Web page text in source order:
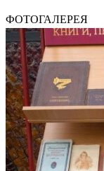
ФОТОГАЛЕРЕЯ